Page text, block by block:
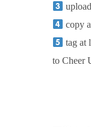
copy
tag at
to Cheer